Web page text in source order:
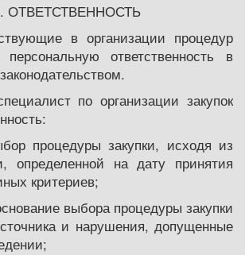
ОТВЕТСТВЕННОСТЬ
в организации процедур
персональную ответственность в
по организации закупок
процедуры закупки, исходя из
определенной на дату принятия
критериев;
выбора процедуры закупки
и нарушения, допущенные